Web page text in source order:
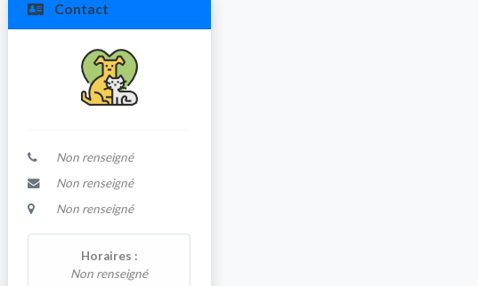
Contact
Non renseigné
Non renseigné
Non renseigné
Horaires :
Non renseigné